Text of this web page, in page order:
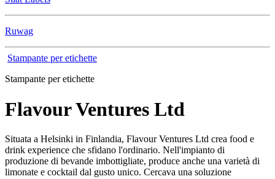
Ruwag
Stampante per etichette
Stampante per etichette
Flavour Ventures Ltd
Situata a Helsinki in Finlandia, Flavour Ventures Ltd crea food e
drink experience che sfidano l'ordinario. Nell'impianto di
produzione di bevande imbottigliate, produce anche una varietà di
limonate e cocktail dal gusto unico. Cercava una soluzione